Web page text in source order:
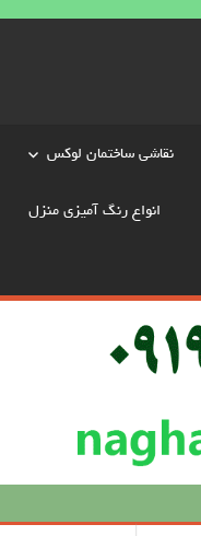
نقاشی ساختمان لوکس
انواع رنگ آمیزی منزل